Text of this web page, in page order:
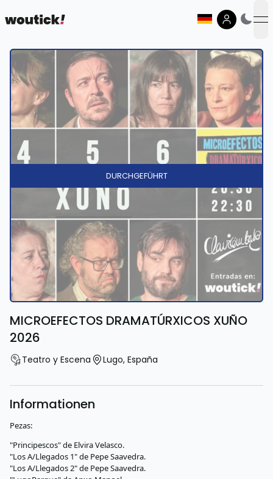
DURCHGEFÜHRT
MICROEFECTOS DRAMATÚRXICOS XUÑO
2026
Teatro y Escena Lugo, España
Informationen
Pezas:
"Principescos" de Elvira Velasco.
"Los A/Llegados 1" de Pepe Saavedra.
"Los A/Llegados 2" de Pepe Saavedra.